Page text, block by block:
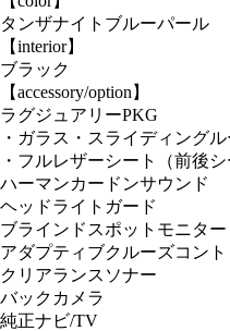
タンザナイトブルーパール
【interior】
ブラック
【accessory/option】
ラグジュアリーPKG
・ガラス・スライディングル
・フルレザーシート（前後シ
ハーマンカードンサウンド
ヘッドライトガード
ブラインドスポットモニター
アダプティブクルーズコン
クリアランスソナー
バックカメラ
純正ナビ/TV